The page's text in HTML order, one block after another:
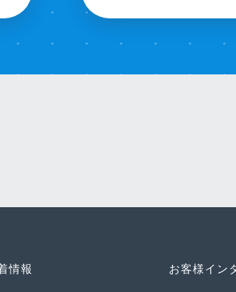
情報 お客様イン